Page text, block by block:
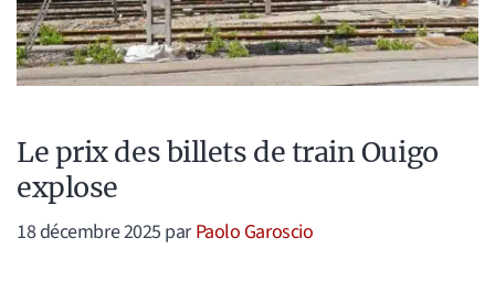
Le prix des billets de train Ouigo
explose
18 décembre 2025 parPaolo Garoscio